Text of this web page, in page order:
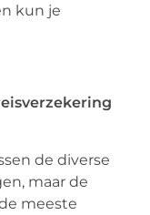
kun je
de diverse
maar de
meeste